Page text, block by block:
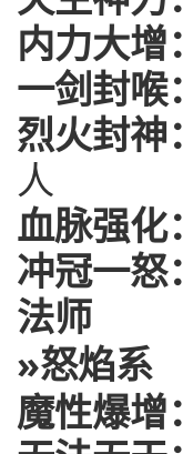
内力大增：
一剑封喉：
烈火封神：
人
血脉强化：
冲冠一怒：
法师
»怒焰系
魔性爆增：